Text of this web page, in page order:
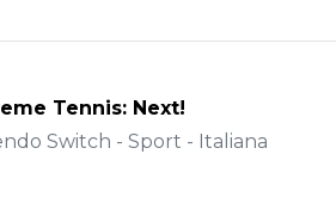
Tennis: Next!
Switch - Sport - Italiana